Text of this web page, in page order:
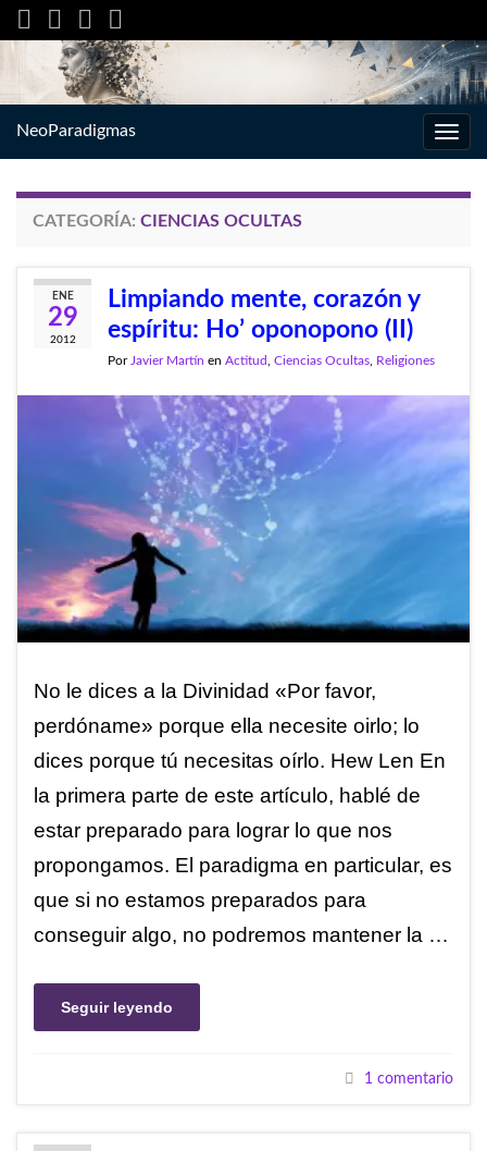
la
NeoParadigmas
CATEGORÍA: CIENCIAS OCULTAS
ENE
29
2012
Limpiando mente, corazón y
espíritu: Ho’ oponopono (II)
Por Javier Martín en Actitud Ciencias Ocultas Religiones
No le dices a la Divinidad «Por favor,
perdóname» porque ella necesite oirlo; lo
dices porque tú necesitas oírlo. Hew Len En
la primera parte de este artículo, hablé de
estar preparado para lograr lo que nos
propongamos. El paradigma en particular, es
que si no estamos preparados para
conseguir algo, no podremos mantener la …
Seguir leyendo
1 comentario